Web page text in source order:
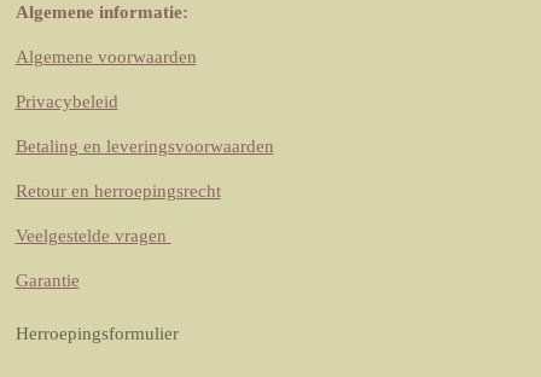
Algemene informatie:
Algemene voorwaarden
Privacybeleid
Betaling en leveringsvoorwaarden
Retour en herroepingsrecht
Veelgestelde vragen
Garantie
Herroepingsformulier